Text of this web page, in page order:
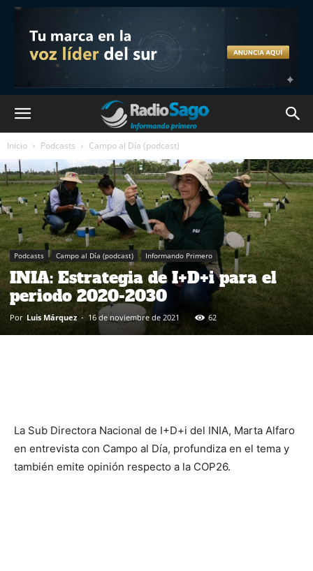
Inicio Podcasts Campo al Día (podcast)
Podcasts Campo al Día (podcast) Informando Primero
INIA: Estrategia de I+D+i para el
periodo 2020-2030
Por Luis Márquez - 16 de noviembre de 2021 62
La Sub Directora Nacional de I+D+i del INIA, Marta Alfaro
en entrevista con Campo al Día, profundiza en el tema y
también emite opinión respecto a la COP26.